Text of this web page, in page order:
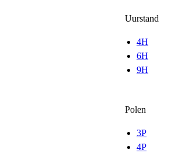
Uurstand
4H
6H
9H
Polen
3P
4P